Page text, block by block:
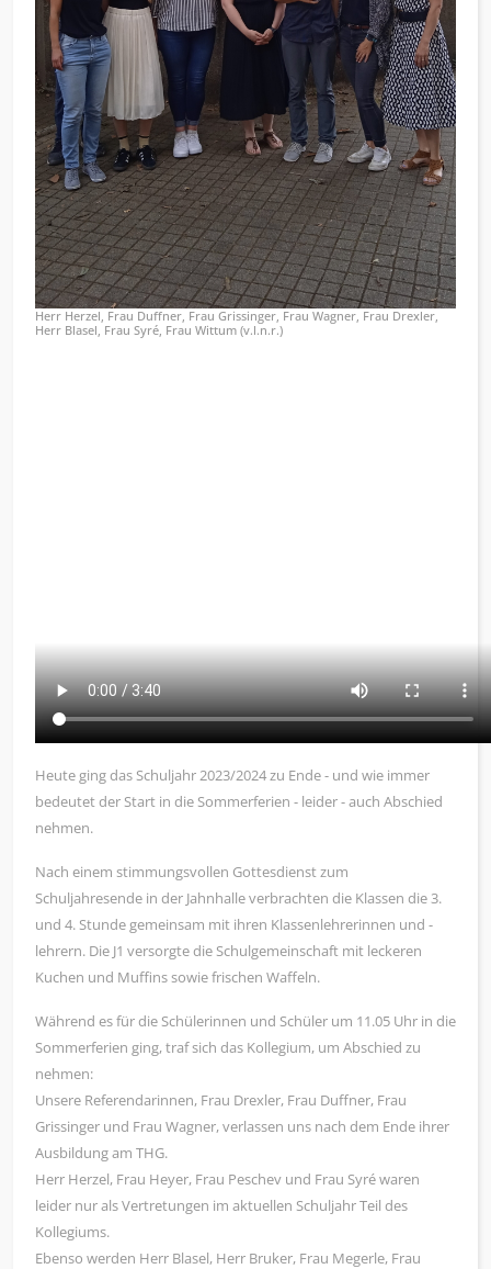
Herr Herzel, Frau Duffner, Frau Grissinger, Frau Wagner, Frau Drexler,
Herr Blasel, Frau Syré, Frau Wittum (v.l.n.r.)
Heute ging das Schuljahr 2023/2024 zu Ende - und wie immer
bedeutet der Start in die Sommerferien - leider - auch Abschied
nehmen.
Nach einem stimmungsvollen Gottesdienst zum
Schuljahresende in der Jahnhalle verbrachten die Klassen die 3.
und 4. Stunde gemeinsam mit ihren Klassenlehrerinnen und -
lehrern. Die J1 versorgte die Schulgemeinschaft mit leckeren
Kuchen und Muffins sowie frischen Waffeln.
Während es für die Schülerinnen und Schüler um 11.05 Uhr in die
Sommerferien ging, traf sich das Kollegium, um Abschied zu
nehmen:
Unsere Referendarinnen, Frau Drexler, Frau Duffner, Frau
Grissinger und Frau Wagner, verlassen uns nach dem Ende ihrer
Ausbildung am THG.
Herr Herzel, Frau Heyer, Frau Peschev und Frau Syré waren
leider nur als Vertretungen im aktuellen Schuljahr Teil des
Kollegiums.
Ebenso werden Herr Blasel, Herr Bruker, Frau Megerle, Frau